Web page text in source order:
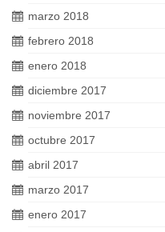
marzo 2018
febrero 2018
enero 2018
diciembre 2017
noviembre 2017
octubre 2017
abril 2017
marzo 2017
enero 2017